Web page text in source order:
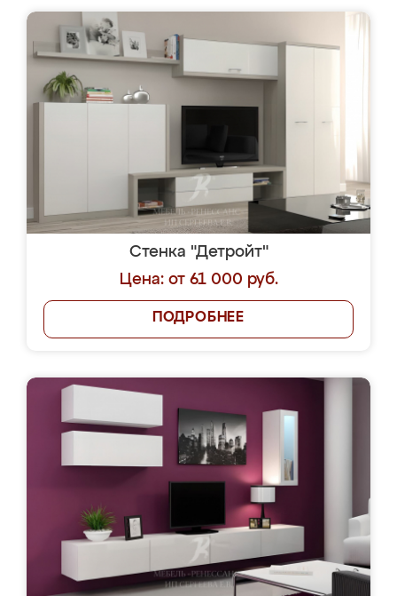
Стенка "Детройт"
Цена: от 61 000 руб.
ПОДРОБНЕЕ